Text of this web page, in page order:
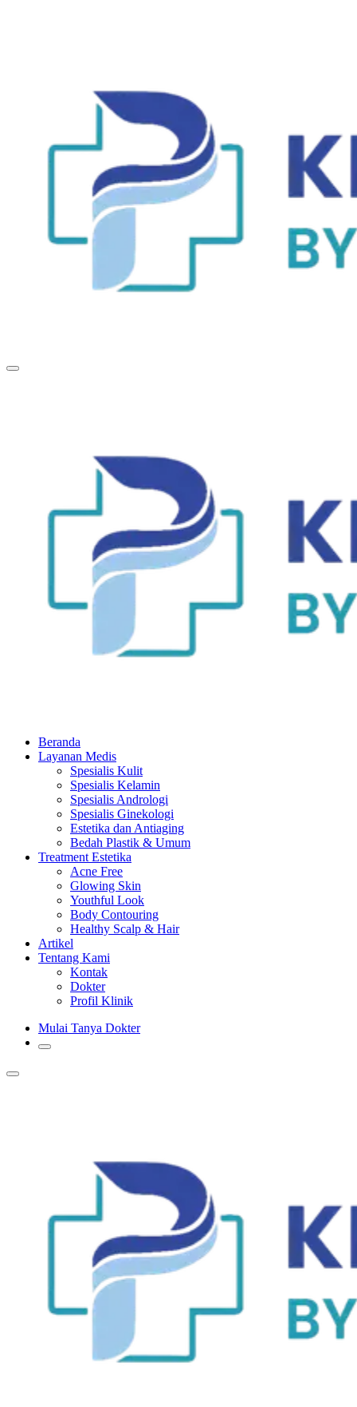
Beranda
Layanan Medis
Spesialis Kulit
Spesialis Kelamin
Spesialis Andrologi
Spesialis Ginekologi
Estetika dan Antiaging
Bedah Plastik & Umum
Treatment Estetika
Acne Free
Glowing Skin
Youthful Look
Body Contouring
Healthy Scalp & Hair
Artikel
Tentang Kami
Kontak
Dokter
Profil Klinik
Mulai Tanya Dokter